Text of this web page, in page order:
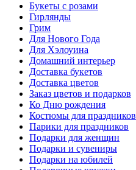
Букеты с розами
Гирлянды
Грим
Для Нового Года
Для Хэлоуина
Домашний интерьер
Доставка букетов
Доставка цветов
Заказ цветов и подарков
Ко Дню рождения
Костюмы для праздников
Парики для праздников
Подарки для женщин
Подарки и сувениры
Подарки на юбилей